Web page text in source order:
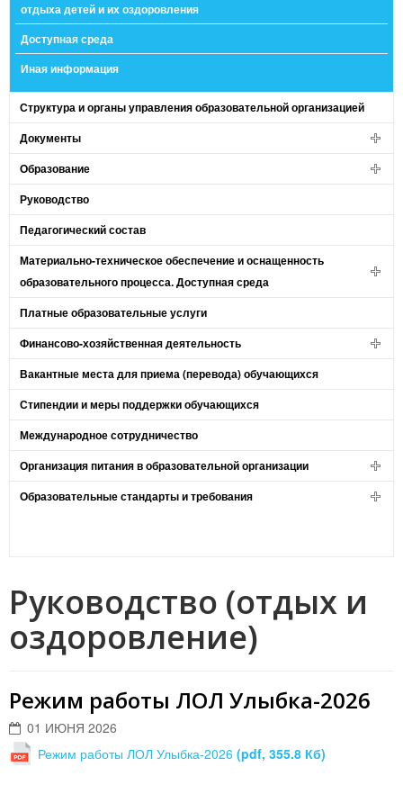
отдыха детей и их оздоровления
Доступная среда
Иная информация
Структура и органы управления образовательной организацией
Документы
Образование
Руководство
Педагогический состав
Материально-техническое обеспечение и оснащенность
образовательного процесса. Доступная среда
Платные образовательные услуги
Финансово-хозяйственная деятельность
Вакантные места для приема (перевода) обучающихся
Стипендии и меры поддержки обучающихся
Международное сотрудничество
Организация питания в образовательной организации
Образовательные стандарты и требования
Руководство (отдых и
оздоровление)
Режим работы ЛОЛ Улыбка-2026
01 ИЮНЯ 2026
Режим работы ЛОЛ Улыбка-2026 (pdf, 355.8 Кб)